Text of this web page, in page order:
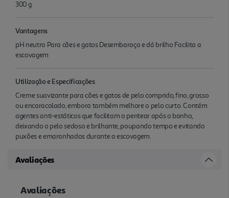
300 g
Vantagens
pH neutro Para cães e gatos Desembaraça e dá brilho Facilita a
escovagem
Utilização e Especificações
Creme suavizante para cães e gatos de pelo comprido, fino, grosso
ou encaracolado, embora também melhore o pelo curto. Contém
agentes anti-estáticos que facilitam o pentear após o banho,
deixando o pelo sedoso e brilhante, poupando tempo e evitando
puxões e emaranhados durante a escovagem.
Avaliações